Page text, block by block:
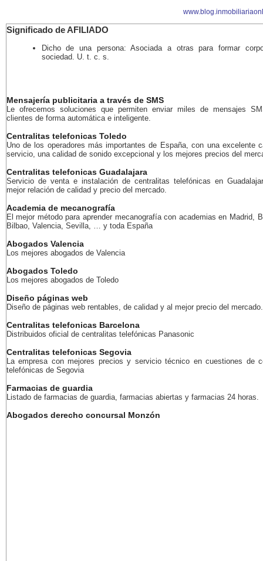
Significado de AFILIADO
Dicho de una persona: Asociada a otras para formar
sociedad. U. t. c. s.
Mensajería publicitaria a través de SMS
Le ofrecemos soluciones que permiten enviar miles de mensajes
clientes de forma automática e inteligente.
Centralitas telefonicas Toledo
Uno de los operadores más importantes de España, con una excelente
servicio, una calidad de sonido excepcional y los mejores precios del
Centralitas telefonicas Guadalajara
Servicio de venta e instalación de centralitas telefónicas en
mejor relación de calidad y precio del mercado.
Academia de mecanografía
El mejor método para aprender mecanografía con academias en Madrid,
Bilbao, Valencia, Sevilla, … y toda España
Abogados Valencia
Los mejores abogados de Valencia
Abogados Toledo
Los mejores abogados de Toledo
Diseño páginas web
Diseño de páginas web rentables, de calidad y al mejor precio del mercado.
Centralitas telefonicas Barcelona
Distribuidos oficial de centralitas telefónicas Panasonic
Centralitas telefonicas Segovia
La empresa con mejores precios y servicio técnico en cuestiones de
telefónicas de Segovia
Farmacias de guardia
Listado de farmacias de guardia, farmacias abiertas y farmacias 24 horas.
Abogados derecho concursal Monzón